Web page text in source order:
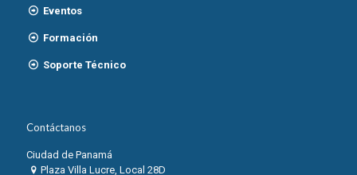
Eventos
Formación
Soporte Técnico
Contáctanos
Ciudad de Panamá
Plaza Villa Lucre, Local 28D